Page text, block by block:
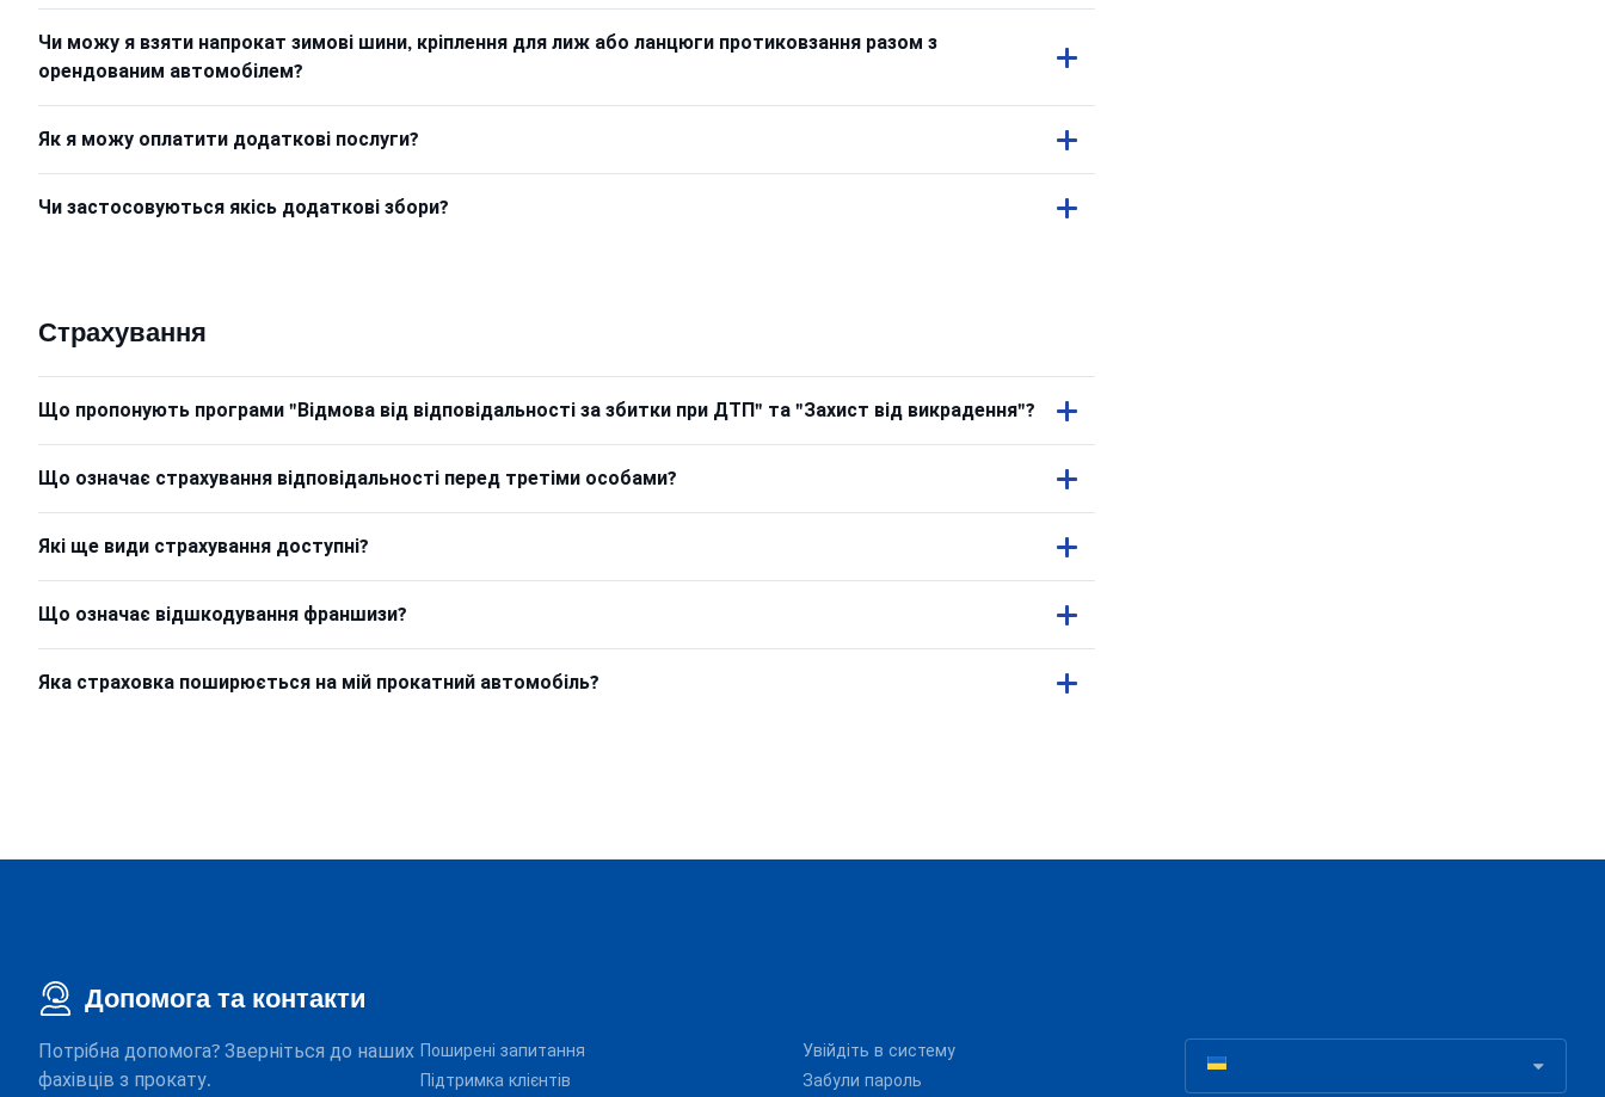
Чи можу я взяти напрокат зимові шини, кріплення для лиж або ланцюги протиковзання разом з
орендованим автомобілем?
Як я можу оплатити додаткові послуги?
Чи застосовуються якісь додаткові збори?
Страхування
Що пропонують програми "Відмова від відповідальності за збитки при ДТП" та "Захист від викрадення"?
Що означає страхування відповідальності перед третіми особами?
Які ще види страхування доступні?
Що означає відшкодування франшизи?
Яка страховка поширюється на мій прокатний автомобіль?
Допомога та контакти
Потрібна допомога? Зверніться до наших
фахівців з прокату.
Поширені запитання
Підтримка клієнтів
Увійдіть в систему
Забули пароль